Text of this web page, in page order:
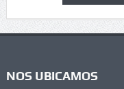
NOS UBICAMOS